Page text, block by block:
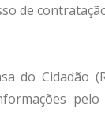
de
do Cidadão